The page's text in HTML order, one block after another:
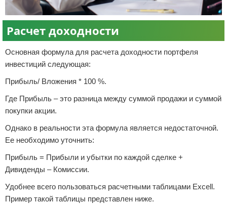
Расчет доходности
Основная формула для расчета доходности портфеля
инвестиций следующая:
Прибыль/ Вложения * 100 %.
Где Прибыль – это разница между суммой продажи и суммой
покупки акции.
Однако в реальности эта формула является недостаточной.
Ее необходимо уточнить:
Прибыль = Прибыли и убытки по каждой сделке +
Дивиденды – Комиссии.
Удобнее всего пользоваться расчетными таблицами Excell.
Пример такой таблицы представлен ниже.